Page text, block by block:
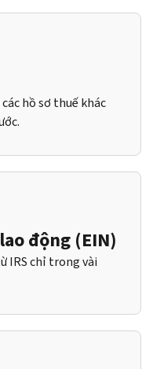
hồ sơ thuế khác
động (EIN)
IRS chỉ trong vài